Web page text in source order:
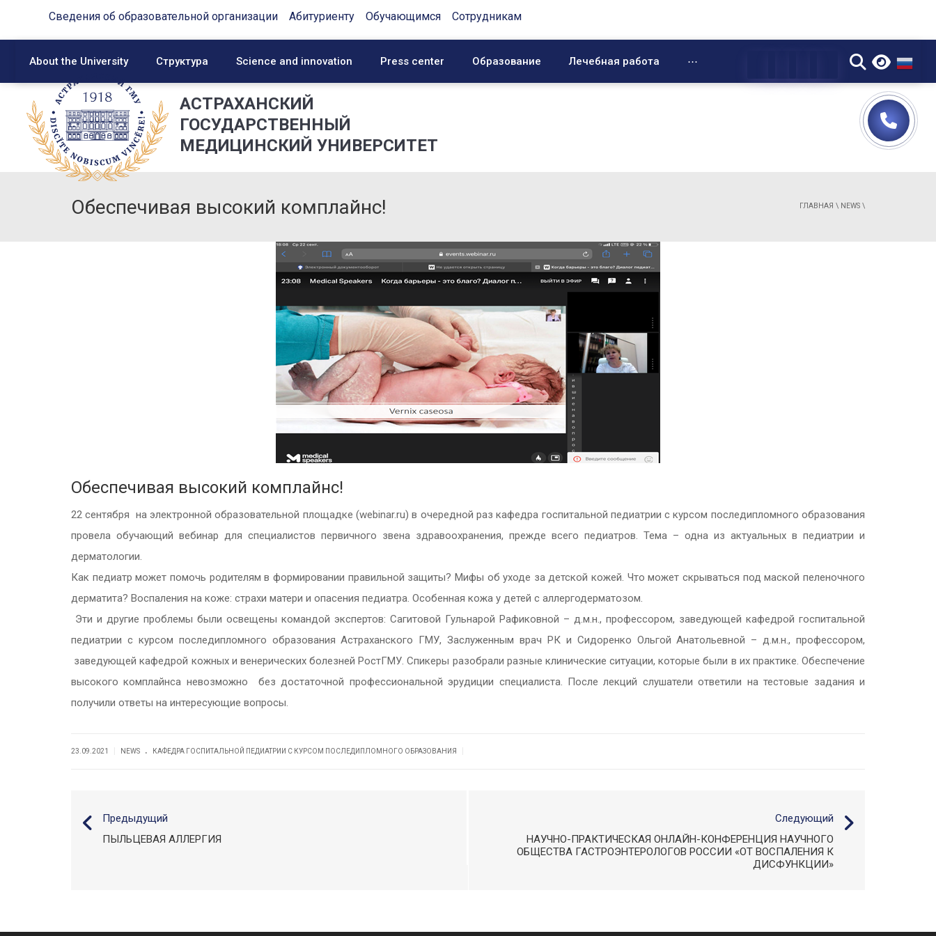
Сведения об образовательной организации Абитуриенту Обучающимся Сотрудникам
About the University Структура Science and innovation Press center Образование Лечебная работа ⋯ ▼
АСТРАХАНСКИЙ
ГОСУДАРСТВЕННЫЙ
МЕДИЦИНСКИЙ УНИВЕРСИТЕТ
Обеспечивая высокий комплайнс! ГЛАВНАЯ \ NEWS \
Обеспечивая высокий комплайнс!
22 сентября на электронной образовательной площадке (webinar.ru) в очередной раз кафедра госпитальной педиатрии с курсом последипломного образования
провела обучающий вебинар для специалистов первичного звена здравоохранения, прежде всего педиатров. Тема – одна из актуальных в педиатрии и
дерматологии.
Как педиатр может помочь родителям в формировании правильной защиты? Мифы об уходе за детской кожей. Что может скрываться под маской пеленочного
дерматита? Воспаления на коже: страхи матери и опасения педиатра. Особенная кожа у детей с аллергодерматозом.
Эти и другие проблемы были освещены командой экспертов: Сагитовой Гульнарой Рафиковной – д.м.н., профессором, заведующей кафедрой госпитальной
педиатрии с курсом последипломного образования Астраханского ГМУ, Заслуженным врач РК и Сидоренко Ольгой Анатольевной – д.м.н., профессором,
заведующей кафедрой кожных и венерических болезней РостГМУ. Спикеры разобрали разные клинические ситуации, которые были в их практике. Обеспечение
высокого комплайнса невозможно без достаточной профессиональной эрудиции специалиста. После лекций слушатели ответили на тестовые задания и
получили ответы на интересующие вопросы.
23.09.2021 NEWS . КАФЕДРА ГОСПИТАЛЬНОЙ ПЕДИАТРИИ С КУРСОМ ПОСЛЕДИПЛОМНОГО ОБРАЗОВАНИЯ
Предыдущий
ПЫЛЬЦЕВАЯ АЛЛЕРГИЯ
Следующий
НАУЧНО-ПРАКТИЧЕСКАЯ ОНЛАЙН-КОНФЕРЕНЦИЯ НАУЧНОГО
ОБЩЕСТВА ГАСТРОЭНТЕРОЛОГОВ РОССИИ «ОТ ВОСПАЛЕНИЯ К
ДИСФУНКЦИИ»